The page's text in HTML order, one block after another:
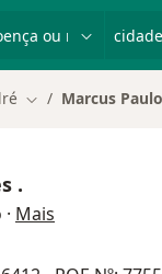
Mudar de cidade
Marcus
.
· Mais